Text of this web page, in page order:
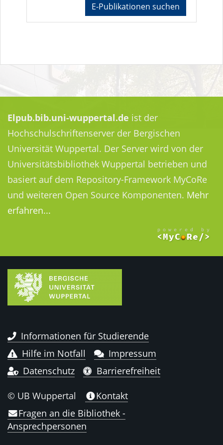
E-Publikationen suchen
Elpub.bib.uni-wuppertal.de ist der
Hochschulschriftenserver der Bergischen
Universität Wuppertal. Der Server wird von der
Universitätsbibliothek Wuppertal betrieben und
basiert auf dem Repository-Framework MyCoRe
und weiteren Open Source Komponenten. Mehr
erfahren...
Informationen für Studierende
Hilfe im Notfall
Impressum
Datenschutz
Barrierefreiheit
© UB Wuppertal
Kontakt
Fragen an die Bibliothek -
Ansprechpersonen